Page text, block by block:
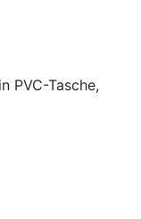
PVC-Tasche,